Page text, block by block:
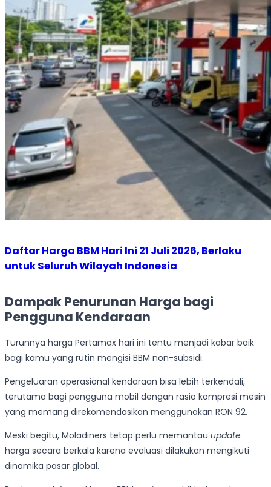
Daftar Harga BBM Hari Ini 21 Juli 2026, Berlaku
untuk Seluruh Wilayah Indonesia
Dampak Penurunan Harga bagi
Pengguna Kendaraan
Turunnya harga Pertamax hari ini tentu menjadi kabar baik
bagi kamu yang rutin mengisi BBM non-subsidi.
Pengeluaran operasional kendaraan bisa lebih terkendali,
terutama bagi pengguna mobil dengan rasio kompresi mesin
yang memang direkomendasikan menggunakan RON 92.
Meski begitu, Moladiners tetap perlu memantau update
harga secara berkala karena evaluasi dilakukan mengikuti
dinamika pasar global.